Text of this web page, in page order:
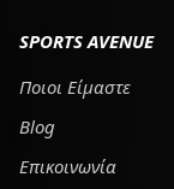
SPORTS AVENUE
Ποιοι Είμαστε
Blog
Επικοινωνία